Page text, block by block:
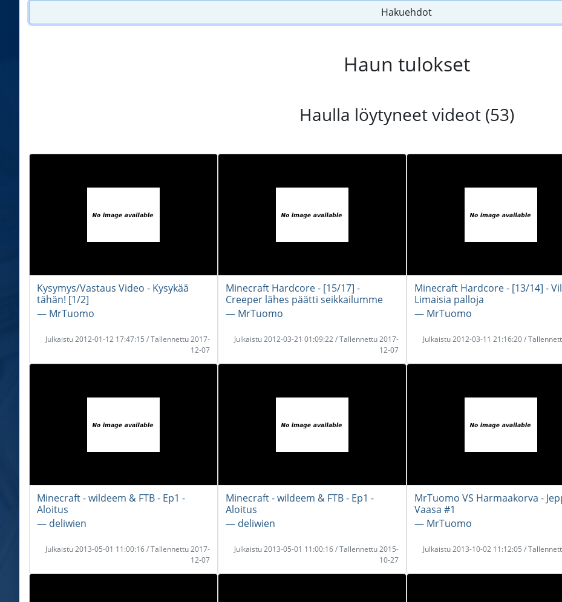
Hakuehdot
Haun tulokset
Haulla löytyneet videot (53)
Kysymys/Vastaus Video - Kysykää
tähän! [1/2]
― MrTuomo
Julkaistu 2012-01-12 17:47:15 / Tallennettu 2017-
12-07
Minecraft Hardcore - [15/17] -
Creeper lähes päätti seikkailumme
― MrTuomo
Julkaistu 2012-03-21 01:09:22 / Tallennettu 2017-
12-07
Minecraft Hardcore - [13/14] -
Limaisia palloja
― MrTuomo
Julkaistu 2012-03-11 21:16:20 /
Minecraft - wildeem & FTB - Ep1 -
Aloitus
― deliwien
Julkaistu 2013-05-01 11:00:16 / Tallennettu 2017-
12-07
Minecraft - wildeem & FTB - Ep1 -
Aloitus
― deliwien
Julkaistu 2013-05-01 11:00:16 / Tallennettu 2015-
10-27
MrTuomo VS Harmaakorva -
Vaasa #1
― MrTuomo
Julkaistu 2013-10-02 11:12:05 /